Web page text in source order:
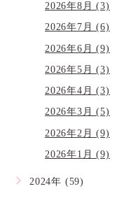
2026年8月 (3)
2026年7月 (6)
2026年6月 (9)
2026年5月 (3)
2026年4月 (3)
2026年3月 (5)
2026年2月 (9)
2026年1月 (9)
2024年 (59)